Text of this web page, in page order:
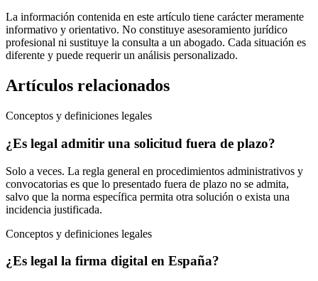
La información contenida en este artículo tiene carácter meramente
informativo y orientativo. No constituye asesoramiento jurídico
profesional ni sustituye la consulta a un abogado. Cada situación es
diferente y puede requerir un análisis personalizado.
Artículos relacionados
Conceptos y definiciones legales
¿Es legal admitir una solicitud fuera de plazo?
Solo a veces. La regla general en procedimientos administrativos y
convocatorias es que lo presentado fuera de plazo no se admita,
salvo que la norma específica permita otra solución o exista una
incidencia justificada.
Conceptos y definiciones legales
¿Es legal la firma digital en España?